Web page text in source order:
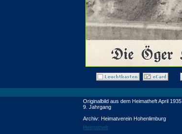
Originalbild aus dem Heimatheft April 1935
9. Jahrgang
Archiv: Heimatverein Hohenlimburg
Heimatheft